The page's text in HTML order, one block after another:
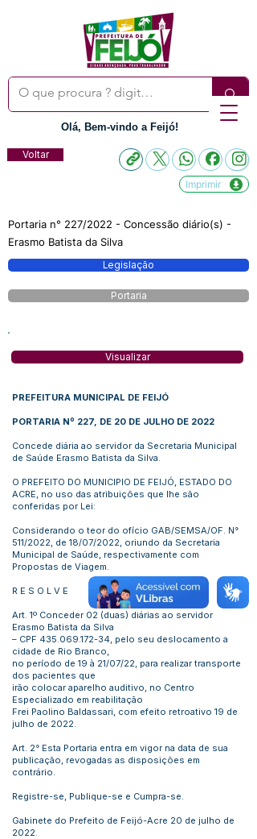
Olá, Bem-vindo a Feijó!
Voltar
Imprimir
Portaria n° 227/2022 - Concessão diário(s) -
Erasmo Batista da Silva
Legislação
Portaria
Visualizar
PREFEITURA MUNICIPAL DE FEIJÓ
PORTARIA Nº 227, DE 20 DE JULHO DE 2022
Concede diária ao servidor da Secretaria Municipal
de Saúde Erasmo Batista da Silva.
O PREFEITO DO MUNICIPIO DE FEIJÓ, ESTADO DO
ACRE, no uso das atribuições que lhe são
conferidas por Lei:
Considerando o teor do ofício GAB/SEMSA/OF. N°
511/2022, de 18/07/2022, oriundo da Secretaria
Municipal de Saúde, respectivamente com
Propostas de Viagem.
R E S O L V E
Art. 1º Conceder 02 (duas) diárias ao servidor
Erasmo Batista da Silva
– CPF 435.069.172-34, pelo seu deslocamento a
cidade de Rio Branco,
no período de 19 à 21/07/22, para realizar transporte
dos pacientes que
irão colocar aparelho auditivo, no Centro
Especializado em reabilitação
Frei Paolino Baldassari, com efeito retroativo 19 de
julho de 2022.
Art. 2° Esta Portaria entra em vigor na data de sua
publicação, revogadas as disposições em
contrário.
Registre-se, Publique-se e Cumpra-se.
Gabinete do Prefeito de Feijó-Acre 20 de julho de
2022.